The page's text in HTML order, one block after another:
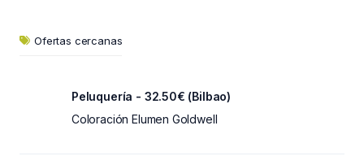
Ofertas cercanas
Peluquería - 32.50€ (Bilbao)
Coloración Elumen Goldwell